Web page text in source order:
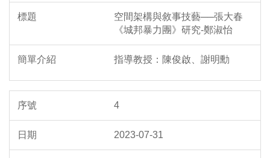
空間架構與敘事技藝──張大春
《城邦暴力團》研究-鄭淑怡
指導教授：陳俊啟、謝明勳
4
2023-07-31